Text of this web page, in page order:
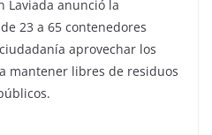
Laviada anunció la
23 a 65 contenedores
aprovechar los
mantener libres de residuos